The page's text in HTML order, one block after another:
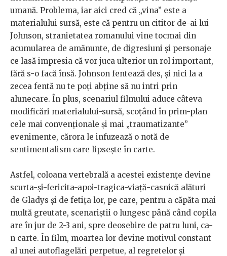
umană. Problema, iar aici cred că „vina” este a
materialului sursă, este că pentru un cititor de-ai lui
Johnson, stranietatea romanului vine tocmai din
acumularea de amănunte, de digresiuni și personaje
ce lasă impresia că vor juca ulterior un rol important,
fără s-o facă însă. Johnson fentează des, și nici la a
zecea fentă nu te poți abține să nu intri prin
alunecare. În plus, scenariul filmului aduce câteva
modificări materialului-sursă, scoțând în prim-plan
cele mai convenționale și mai „traumatizante”
evenimente, cărora le infuzează o notă de
sentimentalism care lipsește în carte.
Astfel, coloana vertebrală a acestei existențe devine
scurta-și-fericita-apoi-tragica-viață-casnică alături
de Gladys și de fetița lor, pe care, pentru a căpăta mai
multă greutate, scenariștii o lungesc până când copila
are în jur de 2-3 ani, spre deosebire de patru luni, ca-
n carte. În film, moartea lor devine motivul constant
al unei autoflagelări perpetue, al regretelor și